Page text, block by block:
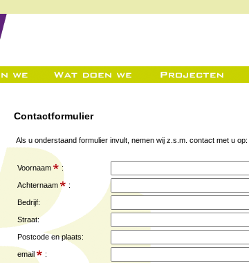
Contactformulier
Als u onderstaand formulier invult, nemen wij z.s.m. contact met u op:
Voornaam :
Achternaam :
Bedrijf:
Straat:
Postcode en plaats:
email :